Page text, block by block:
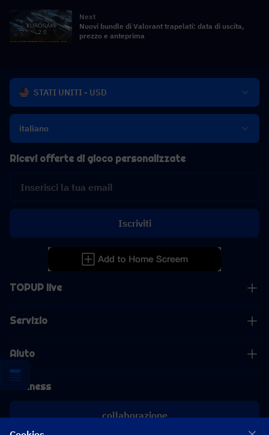
Next
Nuovi bundle di Valorant trapelati: data di uscita,
prezzo e anteprima
STATI UNITI - USD
italiano
TOPUP live
Servizio
Aiuto
Business
collaborazione
Ricevi offerte di gioco personalizzate
Iscriviti